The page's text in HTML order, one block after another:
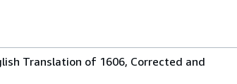
Translation of 1606, Corrected and